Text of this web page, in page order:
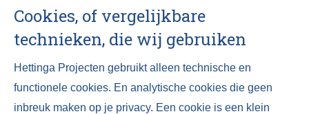
Cookies, of vergelijkbare
technieken, die wij gebruiken
Hettinga Projecten gebruikt alleen technische en
functionele cookies. En analytische cookies die geen
inbreuk maken op je privacy. Een cookie is een klein